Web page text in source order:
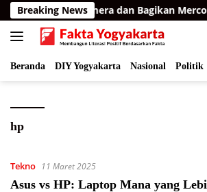
Langsung
ke
konten
Breaking News
Pasang Kamera dan Bagikan Mercon
Beranda DIY Yogyakarta Nasional Politik
hp
Tekno 11 Maret 2025
Asus vs HP: Laptop Mana yang